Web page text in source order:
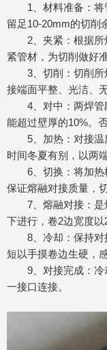
1、材料准备：将
留足10-20mm的切削
2、夹紧：根据所
紧管材，为切削做好准
3、切削：切削所
接端面平整、光洁、无
4、对中：两焊管
能超过壁厚的10%。
5、加热：对接温
时间冬夏有别，以两
6、切换：将加热
保证熔融对接质量，
7、熔融对接：是
下进行，卷2边宽度以
8、冷却：保持对
短以手摸卷边生硬，
9、对接完成：冷
一接口连接。